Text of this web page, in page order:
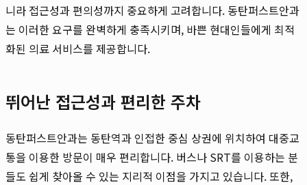
니라 접근성과 편의성까지 중요하게 고려합니다. 동탄퍼스트안과
는 이러한 요구를 완벽하게 충족시키며, 바쁜 현대인들에게 최적
화된 의료 서비스를 제공합니다.
뛰어난 접근성과 편리한 주차
동탄퍼스트안과는 동탄역과 인접한 중심 상권에 위치하여 대중교
통을 이용한 방문이 매우 편리합니다. 버스나 SRT를 이용하는 분
들도 쉽게 찾아올 수 있는 지리적 이점을 가지고 있습니다. 또한,